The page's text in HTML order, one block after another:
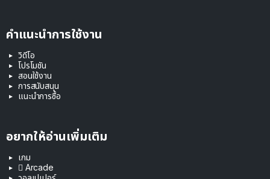
คำแนะนำการใช้งาน
วิดีโอ
โปรโมชัน
สอนใช้งาน
การสนับสนุน
แนะนำการซื้อ
อยากให้อ่านเพิ่มเติม
เกม
 Arcade